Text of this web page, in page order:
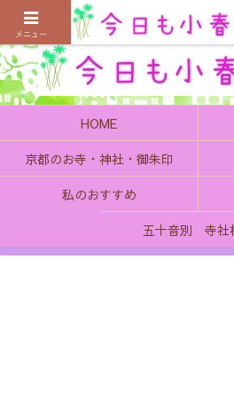
京都の町で歴史を楽しむ、そんなゆっ
HOME
京都のお寺・神社・御朱印
私のおすすめ
五十音別 寺社
メニュー